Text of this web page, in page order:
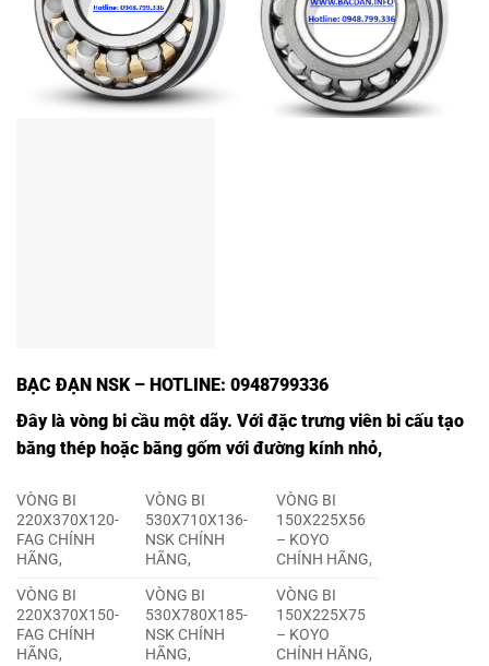
BẠC ĐẠN NSK– HOTLINE: 0948799336
Đây là vòng bi cầu một dãy. Với đặc trưng viên bi cấu tạo
bằng thép hoặc bằng gốm với đường kính nhỏ,
VÒNG BI
220X370X120-
FAG CHÍNH
HÃNG,
VÒNG BI
530X710X136-
NSK CHÍNH
HÃNG,
VÒNG BI
150X225X56
– KOYO
CHÍNH HÃNG,
VÒNG BI
220X370X150-
FAG CHÍNH
HÃNG,
VÒNG BI
530X780X185-
NSK CHÍNH
HÃNG,
VÒNG BI
150X225X75
– KOYO
CHÍNH HÃNG,